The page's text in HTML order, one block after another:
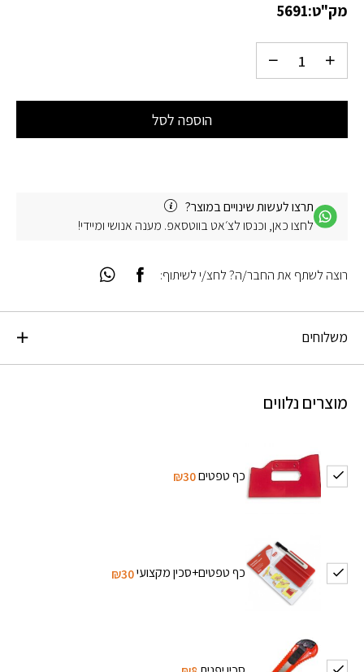
מק"ט:5691
הוספה לסל
תרצו לעשות שינויים במוצר?
לחצו כאן, וכנסו לצ׳אט בווטסאפ. מענה אנושי ומיידי!
משלוחים
מוצרים נלווים
כף טפטים₪30
כף טפטים+סכין מקצועי₪30
רוצה לשתף את החבר/ה? לחצ/י לשיתוף: